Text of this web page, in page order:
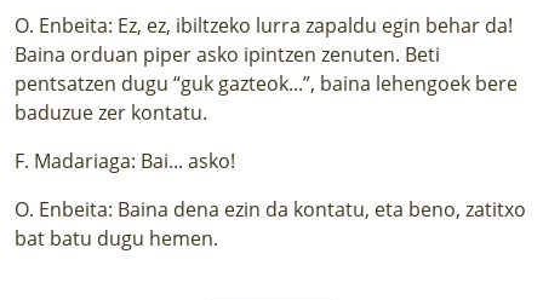
O. Enbeita: Ez, ez, ibiltzeko lurra zapaldu egin behar da!
Baina orduan piper asko ipintzen zenuten. Beti
pentsatzen dugu “guk gazteok...”, baina lehengoek bere
baduzue zer kontatu.
F. Madariaga: Bai... asko!
O. Enbeita: Baina dena ezin da kontatu, eta beno, zatitxo
bat batu dugu hemen.